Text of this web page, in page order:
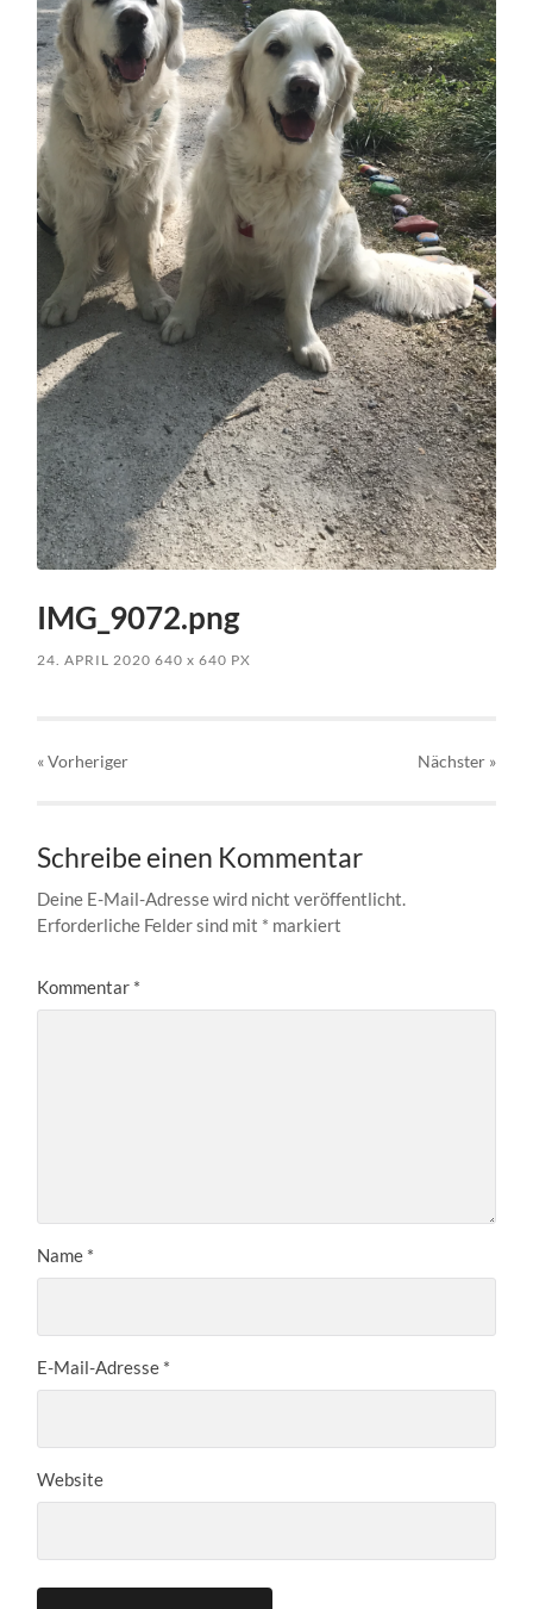
IMG_9072.png
24. APRIL 2020 640x 640 PX
« Vorheriger Nächster »
Schreibe einen Kommentar
Deine E-Mail-Adresse wird nicht veröffentlicht.
Erforderliche Felder sind mit * markiert
Kommentar *
Name *
E-Mail-Adresse *
Website